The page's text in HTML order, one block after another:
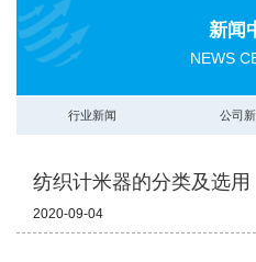
新闻
NEWS
行业新闻 公司
纺织计米器的分类及选用
2020-09-04